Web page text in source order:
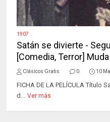
1907
Satán se divierte -
[Comedia, Terror] Muda
Clásicos Gratis 0 10
FICHA DE LA PELÍCULA Título
d... Ver más